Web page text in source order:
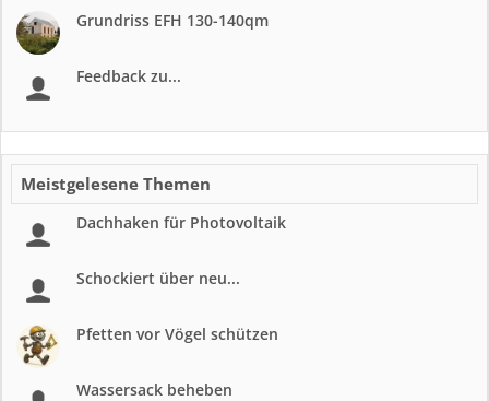
Grundriss EFH 130-140qm
Feedback zu...
Meistgelesene Themen
Dachhaken für Photovoltaik
Schockiert über neu...
Pfetten vor Vögel schützen
Wassersack beheben